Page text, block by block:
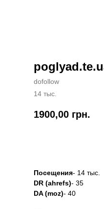
dofollow
14 тыс.
1900,00 грн.
Посещения- 14 тыс.
DR (ahrefs)- 35
DA (moz)- 40